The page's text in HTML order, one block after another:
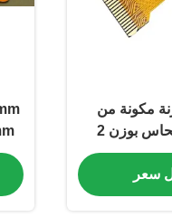
مكونة من
طبقتين مصممة من النحاس بوزن 2
مرنة وتحكمًا
سعر